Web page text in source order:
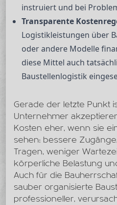
instruiert und bei
Transparente
Logistikleistungen über
oder andere Modelle
diese Mittel auch
Baustellenlogistik
Gerade der letzte Punkt
Unternehmer
Kosten eher, wenn sie
sehen: bessere
Tragen, weniger
körperliche Belastung
Auch für die
sauber organisierte
professioneller,